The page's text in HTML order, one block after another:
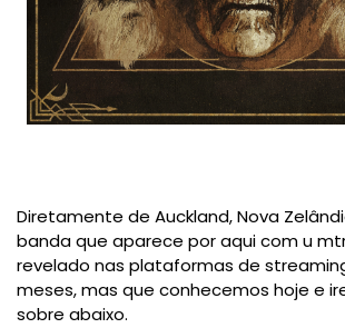
Diretamente de Auckland, Nova
banda que aparece por aqui com u
revelado nas plataformas de
meses, mas que conhecemos hoje e
sobre abaixo.